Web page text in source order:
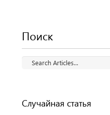
Поиск
Случайная статья